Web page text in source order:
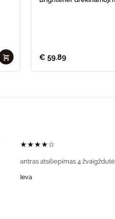
€ 59.89
★★★★☆
antras atsiliepimas 4
Ieva